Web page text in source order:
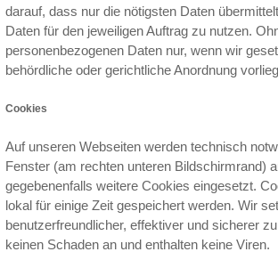
darauf, dass nur die nötigsten Daten
Daten für den jeweiligen Auftrag zu nutzen.
personenbezogenen Daten nur, wenn wir
behördliche oder gerichtliche Anordnung
Cookies
Auf unseren Webseiten werden technisch
Fenster (am rechten unteren Bildschirmrand)
gegebenenfalls weitere Cookies eingesetzt.
lokal für einige Zeit gespeichert werden. Wir
benutzerfreundlicher, effektiver und sicherer
keinen Schaden an und enthalten keine Viren.